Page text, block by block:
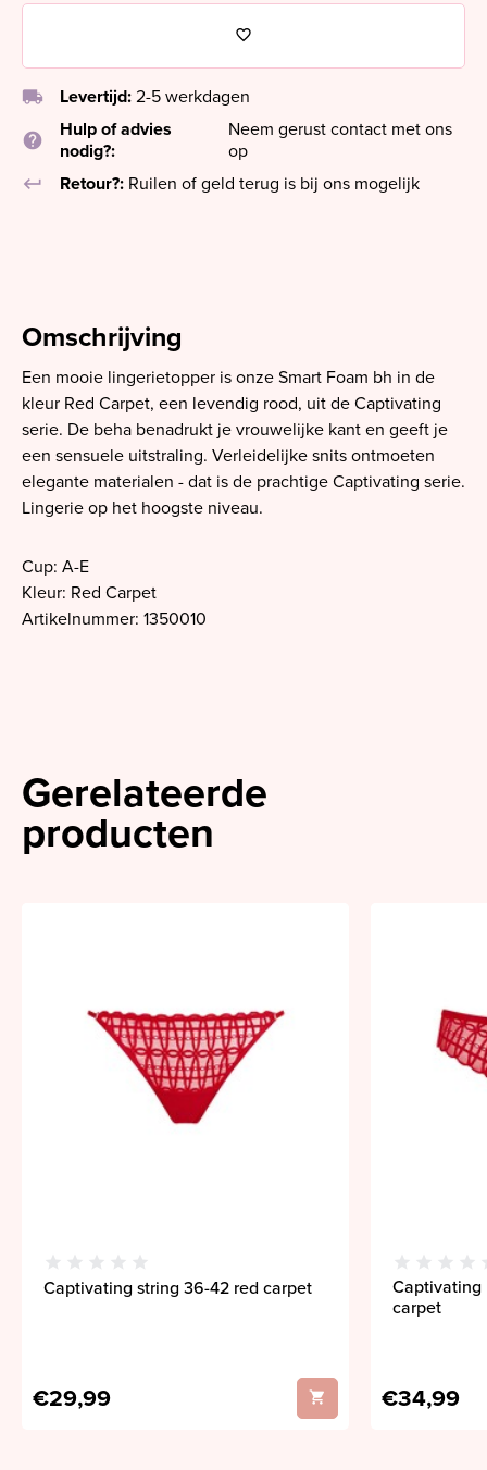
local_shipping Levertijd: 2-5 werkdagen
help
Hulp of advies
nodig?:
Neem gerust contact met ons
op
keyboard_return
Retour?: Ruilen of geld terug is bij ons mogelijk
Omschrijving
Een mooie lingerietopper is onze Smart Foam bh in de
kleur Red Carpet, een levendig rood, uit de Captivating
serie. De beha benadrukt je vrouwelijke kant en geeft je
een sensuele uitstraling. Verleidelijke snits ontmoeten
elegante materialen - dat is de prachtige Captivating serie.
Lingerie op het hoogste niveau.
Cup: A-E
Kleur: Red Carpet
Artikelnummer: 1350010
Gerelateerde
producten
Captivating string 36-42 red carpet
€29,99
Captivating
carpet
€34,99